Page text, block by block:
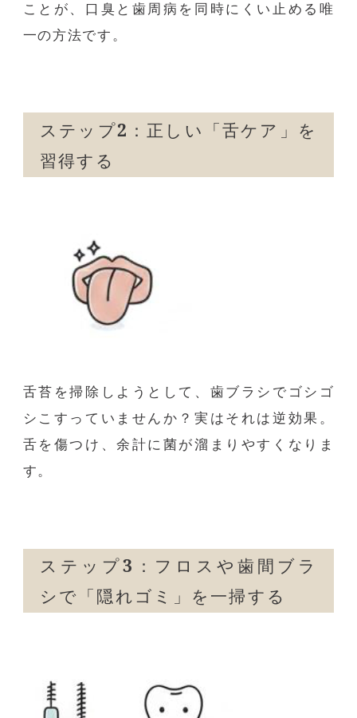
ことが、口臭と歯周病を同時にくい止める唯
一の方法です。
ステップ2 ：正しい「舌ケア」を
習得する
舌苔を掃除しようとして、歯ブラシでゴシゴ
シこすっていませんか？実はそれは逆効果。
舌を傷つけ、余計に菌が溜まりやすくなりま
す。
ステップ3 ：フロスや歯間ブラ
シで「隠れゴミ」を一掃する